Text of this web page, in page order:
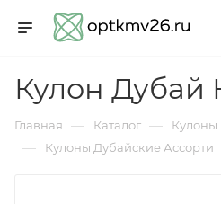
Кулон Дубай
Главная — Каталог — Кулоны
— Кулоны Дубайские Ассорти